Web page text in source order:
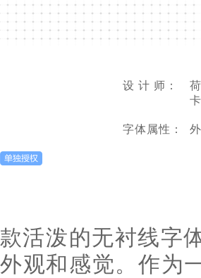
设 计 师：
字体属性：
活泼的无衬线字
观和感觉。作为